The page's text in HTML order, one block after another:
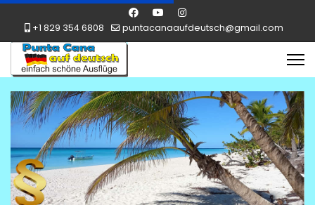
+1 829 354 6808 puntacanaaufdeutsch@gmail.com